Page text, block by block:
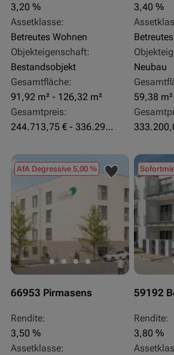
3,20 %
Assetklasse:
Betreutes Wohnen
Objekteigenschaft:
Bestandsobjekt
Gesamtfläche:
91,92 m² - 126,32 m²
Gesamtpreis:
244.713,75 € - 336.292 €
3,40 %
Neubau
59,38
AfA Degressive 5,00 %
66953 Pirmasens
Rendite:
3,50 %
Assetklasse:
59192
Rendite:
3,80 %